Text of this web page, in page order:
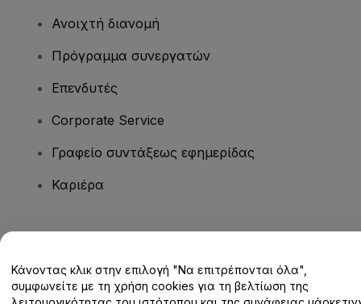
Ανοιχτή διανομή
Πρόγραμμα συνεργατών
Επενδυτές
Corporate Service
Γραφείο συντάξεως εφημερίδας
Καριέρα
Κέντρο βοήθειας / Επικοινωνήστε μαζί μας
Κάνοντας κλικ στην επιλογή "Να επιτρέπονται όλα",
συμφωνείτε με τη χρήση cookies για τη βελτίωση της